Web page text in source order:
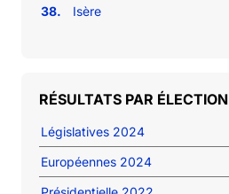
38.
Isère
RÉSULTATS PAR ÉLECTION
Législatives 2024
Européennes 2024